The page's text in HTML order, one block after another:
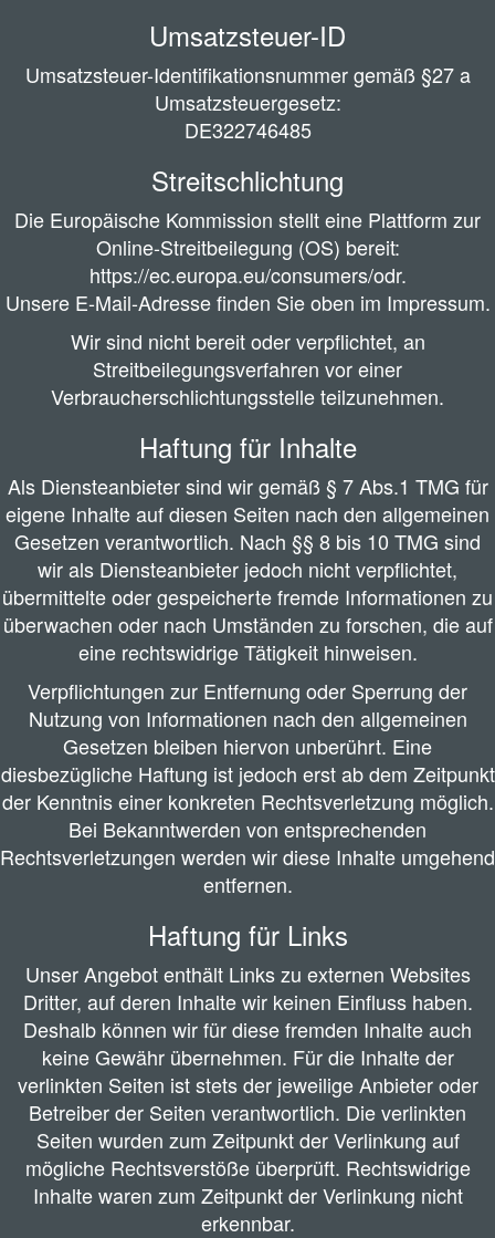
Umsatzsteuer-ID
Umsatzsteuer-Identifikationsnummer gemäß §27 a
Umsatzsteuergesetz:
DE322746485
Streitschlichtung
Die Europäische Kommission stellt eine Plattform zur
Online-Streitbeilegung (OS) bereit:
https://ec.europa.eu/consumers/odr.
Unsere E-Mail-Adresse finden Sie oben im Impressum.
Wir sind nicht bereit oder verpflichtet, an
Streitbeilegungsverfahren vor einer
Verbraucherschlichtungsstelle teilzunehmen.
Haftung für Inhalte
Als Diensteanbieter sind wir gemäß § 7 Abs.1 TMG für
eigene Inhalte auf diesen Seiten nach den allgemeinen
Gesetzen verantwortlich. Nach §§ 8 bis 10 TMG sind
wir als Diensteanbieter jedoch nicht verpflichtet,
übermittelte oder gespeicherte fremde Informationen zu
überwachen oder nach Umständen zu forschen, die auf
eine rechtswidrige Tätigkeit hinweisen.
Verpflichtungen zur Entfernung oder Sperrung der
Nutzung von Informationen nach den allgemeinen
Gesetzen bleiben hiervon unberührt. Eine
diesbezügliche Haftung ist jedoch erst ab dem Zeitpunkt
der Kenntnis einer konkreten Rechtsverletzung möglich.
Bei Bekanntwerden von entsprechenden
Rechtsverletzungen werden wir diese Inhalte umgehend
entfernen.
Haftung für Links
Unser Angebot enthält Links zu externen Websites
Dritter, auf deren Inhalte wir keinen Einfluss haben.
Deshalb können wir für diese fremden Inhalte auch
keine Gewähr übernehmen. Für die Inhalte der
verlinkten Seiten ist stets der jeweilige Anbieter oder
Betreiber der Seiten verantwortlich. Die verlinkten
Seiten wurden zum Zeitpunkt der Verlinkung auf
mögliche Rechtsverstöße überprüft. Rechtswidrige
Inhalte waren zum Zeitpunkt der Verlinkung nicht
erkennbar.